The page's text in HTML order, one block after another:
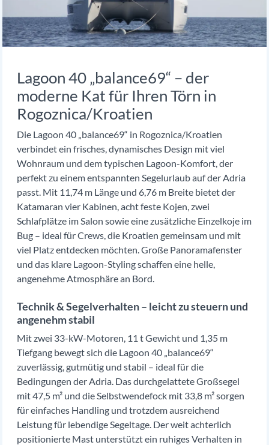
Lagoon 40 „balance69“ – der
moderne Kat für Ihren Törn in
Rogoznica/Kroatien
Die Lagoon 40 „balance69“ in Rogoznica/Kroatien
verbindet ein frisches, dynamisches Design mit viel
Wohnraum und dem typischen Lagoon-Komfort, der
perfekt zu einem entspannten Segelurlaub auf der Adria
passt. Mit 11,74 m Länge und 6,76 m Breite bietet der
Katamaran vier Kabinen, acht feste Kojen, zwei
Schlafplätze im Salon sowie eine zusätzliche Einzelkoje im
Bug – ideal für Crews, die Kroatien gemeinsam und mit
viel Platz entdecken möchten. Große Panoramafenster
und das klare Lagoon-Styling schaffen eine helle,
angenehme Atmosphäre an Bord.
Technik & Segelverhalten – leicht zu steuern und
angenehm stabil
Mit zwei 33-kW-Motoren, 11 t Gewicht und 1,35 m
Tiefgang bewegt sich die Lagoon 40 „balance69“
zuverlässig, gutmütig und stabil – ideal für die
Bedingungen der Adria. Das durchgelattete Großsegel
mit 47,5 m² und die Selbstwendefock mit 33,8 m² sorgen
für einfaches Handling und trotzdem ausreichend
Leistung für lebendige Segeltage. Der weit achterlich
positionierte Mast unterstützt ein ruhiges Verhalten in